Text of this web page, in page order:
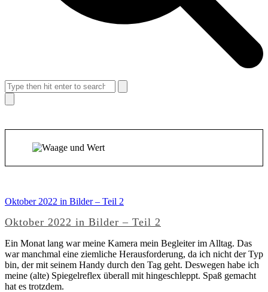
Search
Suche
Oktober 2022 in Bilder – Teil 2
Oktober 2022 in Bilder – Teil 2
Ein Monat lang war meine Kamera mein Begleiter im Alltag. Das
war manchmal eine ziemliche Herausforderung, da ich nicht der Typ
bin, der mit seinem Handy durch den Tag geht. Deswegen habe ich
meine (alte) Spiegelreflex überall mit hingeschleppt. Spaß gemacht
hat es trotzdem.